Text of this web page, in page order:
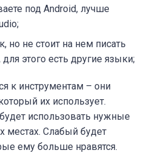
под Android, лучше
но не стоит на нем писать
этого есть другие языки;
к инструментам – они
их использует.
использовать нужные
местах. Слабый будет
ему больше нравятся.